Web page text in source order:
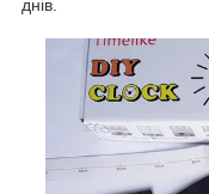
днів.